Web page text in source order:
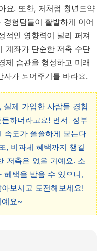
요. 또한, 저처럼 청년도약
험담들이 활발하게 이어
적인 영향력이 널리 퍼져
계좌가 단순한 저축 수단
제 습관을 형성하고 미래
가 되어주기를 바라요.
실제 가입한 사람들 경험
하더라고요! 먼저, 정부
속도가 쏠쏠하게 붙는다
, 비과세 혜택까지 챙길
저축은 없을 거예요. 소
혜택을 받을 수 있으니,
보시고 도전해보세요!
예요~